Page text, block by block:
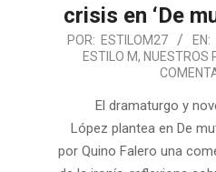
crisis en ‘De
2015-
POR: ESTILOM27 EN:
ESTILO M, NUESTROS
El dramaturgo y
López plantea en De
por Quino Falero una